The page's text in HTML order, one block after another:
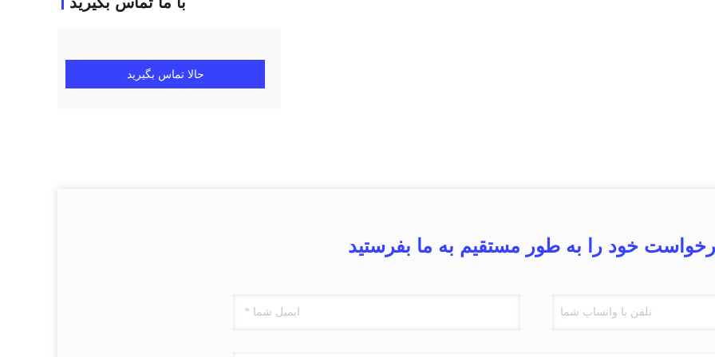
حالا تماس بگیرید
خود را به طور مستقیم به ما بفرستید